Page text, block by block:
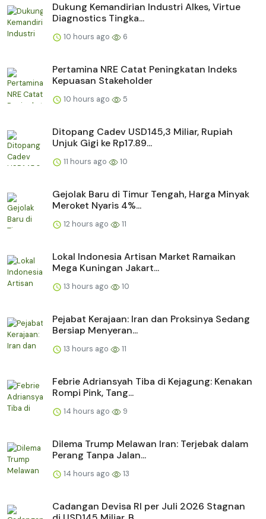
Dukung Kemandirian Industri Alkes, Virtue
Diagnostics Tingka...
10 hours ago 6
Pertamina NRE Catat Peningkatan Indeks
Kepuasan Stakeholder
10 hours ago 5
Ditopang Cadev USD145,3 Miliar, Rupiah
Unjuk Gigi ke Rp17.89...
11 hours ago 10
Gejolak Baru di Timur Tengah, Harga Minyak
Meroket Nyaris 4%...
12 hours ago 11
Lokal Indonesia Artisan Market Ramaikan
Mega Kuningan Jakart...
13 hours ago 10
Pejabat Kerajaan: Iran dan Proksinya Sedang
Bersiap Menyeran...
13 hours ago 11
Febrie Adriansyah Tiba di Kejagung: Kenakan
Rompi Pink, Tang...
14 hours ago 9
Dilema Trump Melawan Iran: Terjebak dalam
Perang Tanpa Jalan...
14 hours ago 13
Cadangan Devisa RI per Juli 2026 Stagnan